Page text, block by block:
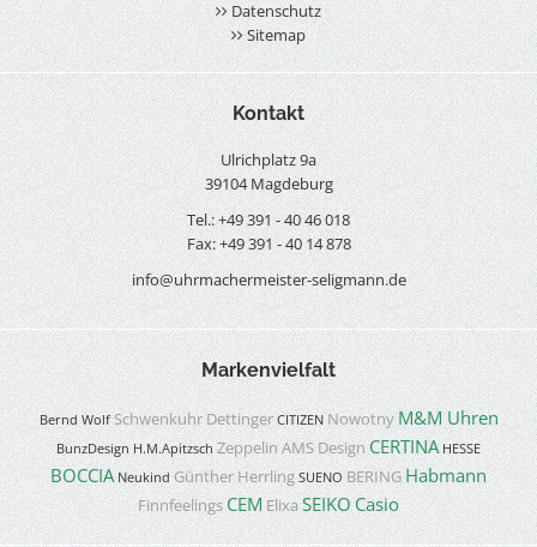
Datenschutz
Sitemap
Kontakt
Ulrichplatz 9a
39104 Magdeburg
Tel.: +49 391 - 40 46 018
Fax: +49 391 - 40 14 878
info@uhrmachermeister-seligmann.de
Markenvielfalt
Bernd Wolf SchwenkuhrDettinger CITIZEN NowotnyM&M Uhren
BunzDesign H.M.Apitzsch ZeppelinAMS Design CERTINA HESSE
BOCCIA Neukind Günther Herrling SUENO BERINGHabmann
FinnfeelingsCEM ElixaSEIKOCasio